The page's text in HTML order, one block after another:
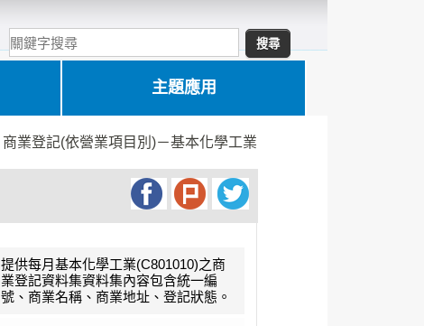
主題應用
商業登記(依營業項目別)－基本化學工業
提供每月基本化學工業(C801010)之商
業登記資料集資料集內容包含統一編
號、商業名稱、商業地址、登記狀態。